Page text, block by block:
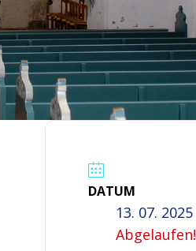
DATUM
13. 07. 2025
Abgelaufen!